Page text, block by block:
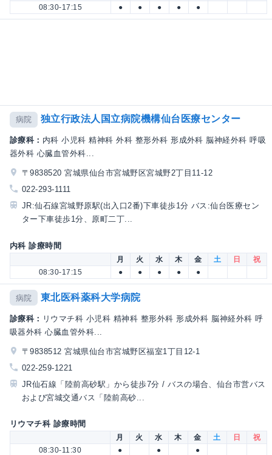
08:30-17:15
● ● ● ● ●
病院 独立行政法人国立病院機構仙台医療センター
診療科： 内科 小児科 精神科 外科 整形外科 形成外科 脳神経外科 呼吸
器外科 心臓血管外科...
〒9838520 宮城県仙台市宮城野区宮城野2丁目11-12
022-293-1111
JR:仙石線宮城野原駅(出入口2番)下車徒歩1分 バス:仙台医療セン
ター下車徒歩1分、原町二丁...
内科 診療時間
月 火 水 木 金 土 日
祝
08:30-17:15
● ● ● ● ●
病院 東北医科薬科大学病院
診療科： リウマチ科 小児科 精神科 整形外科 形成外科 脳神経外科 呼
吸器外科 心臓血管外科...
〒9838512 宮城県仙台市宮城野区福室1丁目12-1
022-259-1221
JR仙石線「陸前高砂駅」から徒歩7分 / バスの場合、仙台市営バス
および宮城交通バス「陸前高砂...
リウマチ科 診療時間
月 火 水 木 金 土 日
祝
08:30-11:30
● ● ●